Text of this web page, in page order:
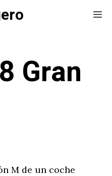
Gran
M de un coche